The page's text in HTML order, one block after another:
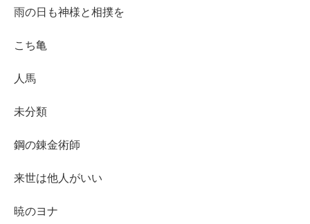
雨の日も神様と相撲を
こち亀
人馬
未分類
鋼の錬金術師
来世は他人がいい
暁のヨナ